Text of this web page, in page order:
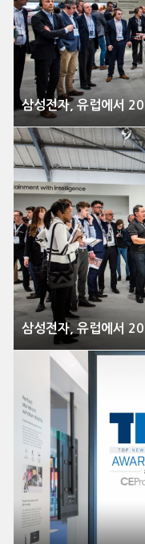
삼성전자, 유럽에서
삼성전자, 유럽에서